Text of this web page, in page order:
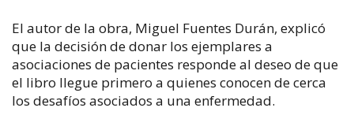
El autor de la obra, Miguel Fuentes Durán, explicó
que la decisión de donar los ejemplares a
asociaciones de pacientes responde al deseo de que
el libro llegue primero a quienes conocen de cerca
los desafíos asociados a una enfermedad.